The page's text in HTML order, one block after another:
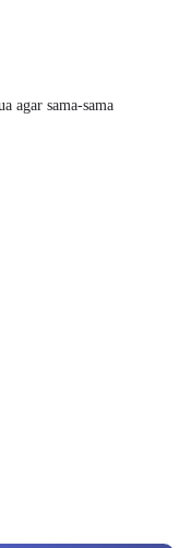
agar sama-sama